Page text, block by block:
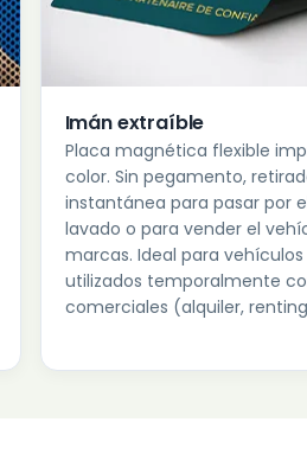
Imán extraíble
Placa magnética flexible
color. Sin pegamento,
instantánea para pasar por
lavado o para vender el
marcas. Ideal para
utilizados temporalmente
comerciales (alquiler,